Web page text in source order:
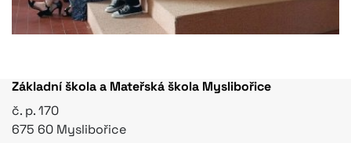
Základní škola a Mateřská škola Myslibořice
č. p. 170
675 60 Myslibořice